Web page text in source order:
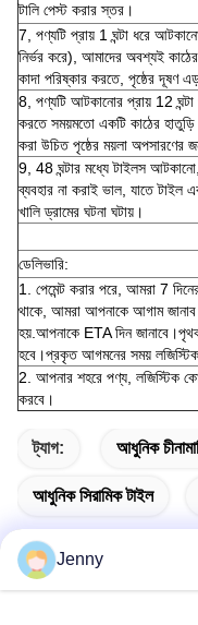
টালি পেস্ট করার স্তর।
7, পণ্যটি প্রায় 1 ঘন্টা ধরে
নির্ভর করে), আমাদের অবশ্যই
কাদা পরিষ্কার করতে, পৃষ্ঠের দূষণ
8, পণ্যটি আটকানোর প্রায় 12 ঘন্টা
করতে সময়মতো একটি কাঠের
করা উচিত পৃষ্ঠের ময়লা অপসারণের
9, 48 ঘন্টার মধ্যে টাইলস
ব্যবহার না করাই ভাল, যাতে
খালি ড্রামের ঘটনা ঘটায়।
ডেলিভারি:
1. পেমেন্ট করার পরে, আমরা 7
থাকে, আমরা আপনাকে আগাম
হয়.আপনাকে ETA দিন
হবে।প্রকৃত আগমনের সময়
2. আপনার শহরে পণ্য, লজিস্টিক
করবে।
ট্যাগ: আধুনিক
আধুনিক সিরামিক টাইল
Jenny